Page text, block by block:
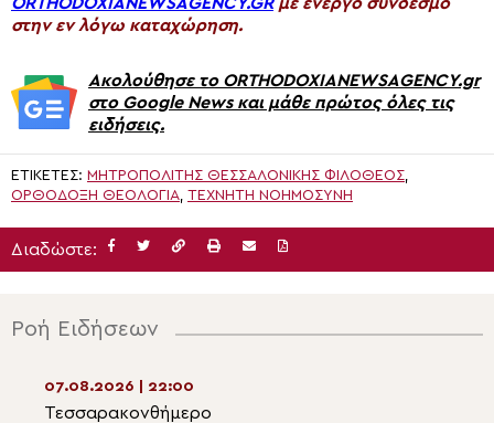
στην εν λόγω καταχώρηση.
Ακολούθησε το ORTHODOXIANEWSAGENCY.gr
στο Google News και μάθε πρώτος όλες τις
ειδήσεις.
ΕΤΙΚΈΤΕΣ: ΜΗΤΡΟΠΟΛΊΤΗΣ ΘΕΣΣΑΛΟΝΊΚΗΣ ΦΙΛΌΘΕΟΣ
ΟΡΘΌΔΟΞΗ ΘΕΟΛΟΓΊΑ ΤΕΧΝΗΤΉ ΝΟΗΜΟΣΎΝΗ
Διαδώστε:
Ροή Ειδήσεων
07.08.2026 | 22:00
Τεσσαρακονθήμερο